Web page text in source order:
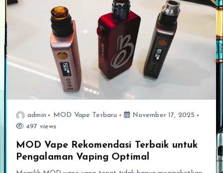
admin MOD Vape Terbaru
November 17, 2025
497 views
MOD Vape Rekomendasi Terbaik untuk
Pengalaman Vaping Optimal